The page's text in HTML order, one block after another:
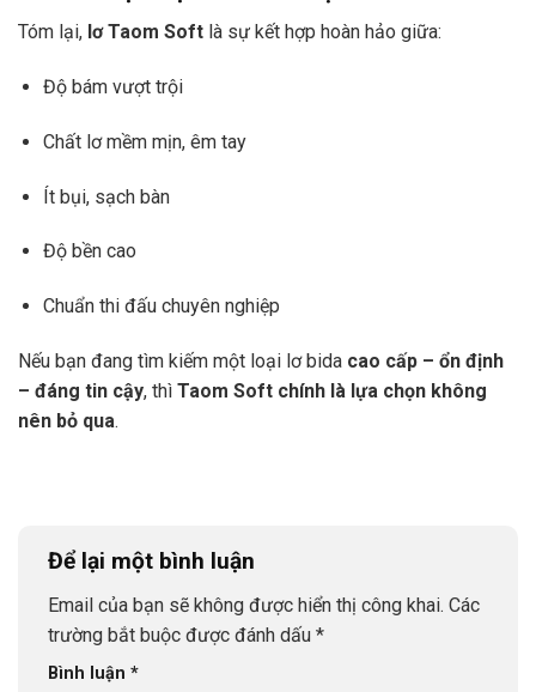
Tóm lại, lơ Taom Soft là sự kết hợp hoàn hảo giữa:
Độ bám vượt trội
Chất lơ mềm mịn, êm tay
Ít bụi, sạch bàn
Độ bền cao
Chuẩn thi đấu chuyên nghiệp
Nếu bạn đang tìm kiếm một loại lơ bida cao cấp – ổn định
– đáng tin cậy, thì Taom Soft chính là lựa chọn không
nên bỏ qua.
Để lại một bình luận
Email của bạn sẽ không được hiển thị công khai. Các
trường bắt buộc được đánh dấu *
Bình luận *